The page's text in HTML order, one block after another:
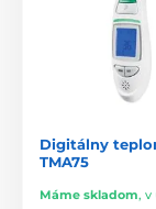
Digitálny
TMA75
Máme skladom, v